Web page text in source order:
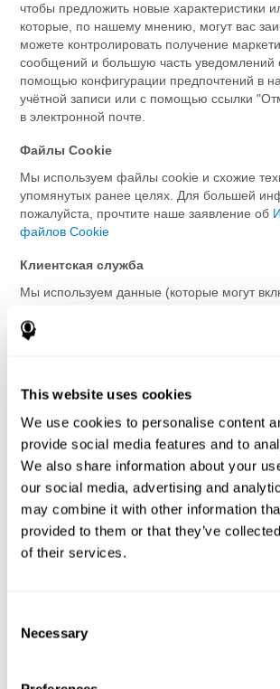
This website uses cookies
We use cookies to personalise content
provide social media features and to
We also share information about your
our social media, advertising and
may combine it with other information
provided to them or that they’ve
of their services.
Selection
Necessary
чтобы предложить новые характеристики
которые, по нашему мнению, могут вас
можете контролировать получение
сообщений и большую часть уведомлений
помощью конфигурации предпочтений в
учётной записи или с помощью ссылки
в электронной почте.
Файлы Cookie
Мы используем файлы cookie и схожие
упомянутых ранее целях. Для большей
пожалуйста, прочтите наше заявление об
файлов Cookie
Клиентская служба
Мы используем данные (которые могут
и проблем Услуг (например, ошибки).
Мы используем собранную нами
других сторон. Например, мы можем
информацию для аутентификации
обеспечения безопасных платежей,
мошенничества и злоупотреблений,
или юридическое требование, проведения
обеспечения соблюдения наших условий и
Добавленные сведения
наших пользователях, их профессии или
для публикации когнитивных